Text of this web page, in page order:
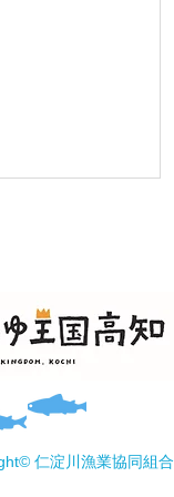
あい交流体
更あり。
仁淀川漁業協同組合